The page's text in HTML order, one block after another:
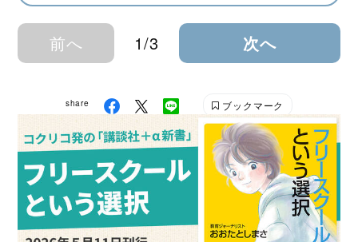
前へ 1/3 次へ
share ブックマーク